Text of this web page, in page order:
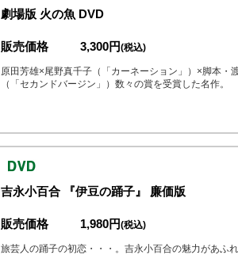
劇場版 火の魚 DVD
販売価格 3,300円(税込)
原田芳雄×尾野真千子（「カーネーション」）×脚本・
（「セカンドバージン」）数々の賞を受賞した名作。
吉永小百合 『伊豆の踊子』 廉価版
販売価格 1,980円(税込)
旅芸人の踊子の初恋・・・。吉永小百合の魅力があふ